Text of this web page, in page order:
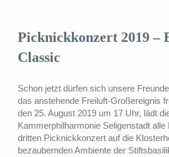
Picknickkonzert 2019 –
Classic
Schon jetzt dürfen sich unsere
das anstehende Freiluft-Großereignis
den 25. August 2019 um 17 Uhr, lädt
Kammerphilharmonie Seligenstadt
dritten Picknickkonzert auf die
bezaubernden Ambiente der